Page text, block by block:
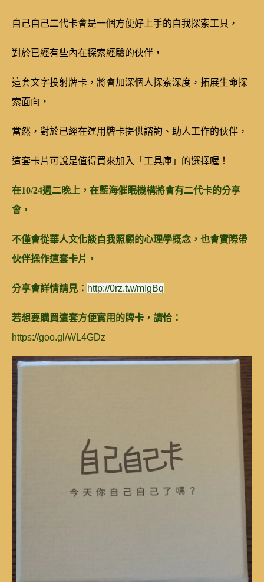
自己自己二代卡會是一個方便好上手的自我探索工具，
對於已經有些內在探索經驗的伙伴，
這套文字投射牌卡，將會加深個人探索深度，拓展生命探
索面向，
當然，對於已經在運用牌卡提供諮詢、助人工作的伙伴，
這套卡片可說是值得買來加入「工具庫」的選擇喔！
在10/24週二晚上，在藍海催眠機構將會有二代卡的分享
會，
不僅會從華人文化談自我照顧的心理學概念，也會實際帶
伙伴操作這套卡片，
分享會詳情請見： http://0rz.tw/mIgBq
若想要購買這套方便實用的牌卡，請恰：
https://goo.gl/WL4GDz